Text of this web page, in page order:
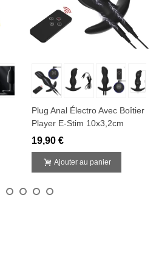
Plug Anal Électro Avec Boîtier
Player E-Stim 10x3,2cm
19,90 €
Ajouter au panier